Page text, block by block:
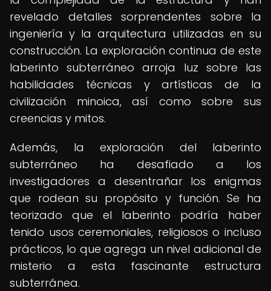
revelado detalles sorprendentes sobre la
ingeniería y la arquitectura utilizadas en su
construcción. La exploración continua de este
laberinto subterráneo arroja luz sobre las
habilidades técnicas y artísticas de la
civilización minoica, así como sobre sus
creencias y mitos.
Además, la exploración del laberinto
subterráneo ha desafiado a los
investigadores a desentrañar los enigmas
que rodean su propósito y función. Se ha
teorizado que el laberinto podría haber
tenido usos ceremoniales, religiosos o incluso
prácticos, lo que agrega un nivel adicional de
misterio a esta fascinante estructura
subterránea.